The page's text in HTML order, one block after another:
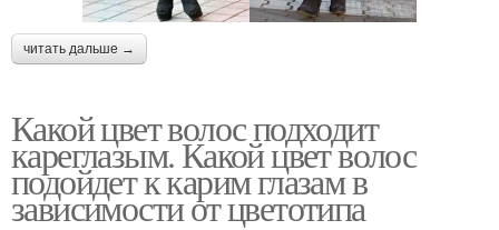
читать дальше →
Какой цвет волос подходит
кареглазым. Какой цвет волос
подойдет к карим глазам в
зависимости от цветотипа